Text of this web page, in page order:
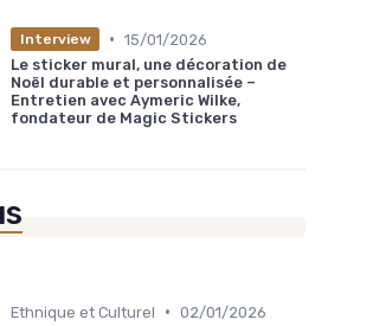
Interview • 15/01/2026
Le sticker mural, une décoration de
Noël durable et personnalisée –
Entretien avec Aymeric Wilke,
fondateur de Magic Stickers
Ethnique et Culturel • 02/01/2026